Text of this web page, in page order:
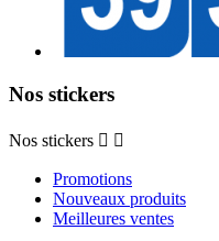
Nos stickers
Nos stickers  
Promotions
Nouveaux produits
Meilleures ventes